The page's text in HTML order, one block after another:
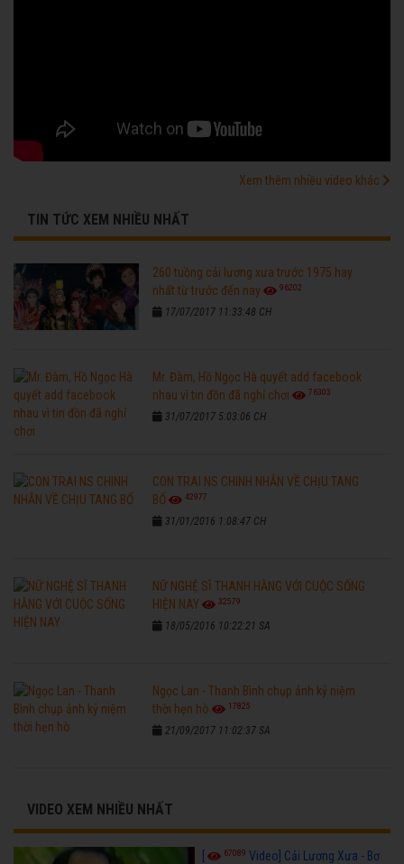
Xem thêm nhiều video khác
TIN TỨC XEM NHIỀU NHẤT
260 tuồng cải lương xưa trước 1975 hay
nhất từ trước đến nay
96202
17/07/2017 11:33:48 CH
Mr. Đàm, Hồ Ngọc Hà quyết add facebook
nhau vì tin đồn đã nghỉ chơi
76303
31/07/2017 5:03:06 CH
CON TRAI NS CHINH NHẪN VỀ CHỊU TANG
BỐ
42977
31/01/2016 1:08:47 CH
NỮ NGHỆ SĨ THANH HẰNG VỚI CUỘC SỐNG
HIỆN NAY
32579
18/05/2016 10:22:21 SA
Ngọc Lan - Thanh Bình chụp ảnh kỷ niệm
thời hẹn hò
17825
21/09/2017 11:02:37 SA
VIDEO XEM NHIỀU NHẤT
[ 67089 Video] Cải Lương Xưa - Bơ